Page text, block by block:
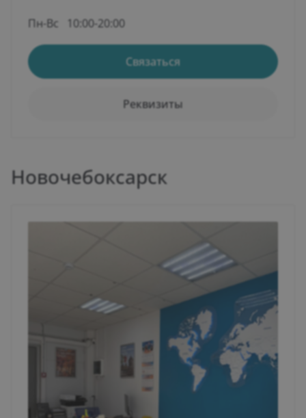
Связаться
Реквизиты
Пн-Вс 10:00-20:00
Новочебоксарск